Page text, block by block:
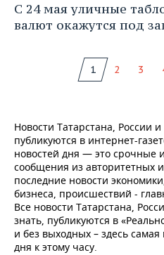
С 24 мая уличные
валют окажутся под
1 2 3
Новости Татарстана, России
публикуются в интернет-
новостей дня — это
сообщения из авторитетных
последние новости
бизнеса, происшествий -
Все новости Татарстана,
знать, публикуются в
и без выходных – здесь
дня к этому часу.